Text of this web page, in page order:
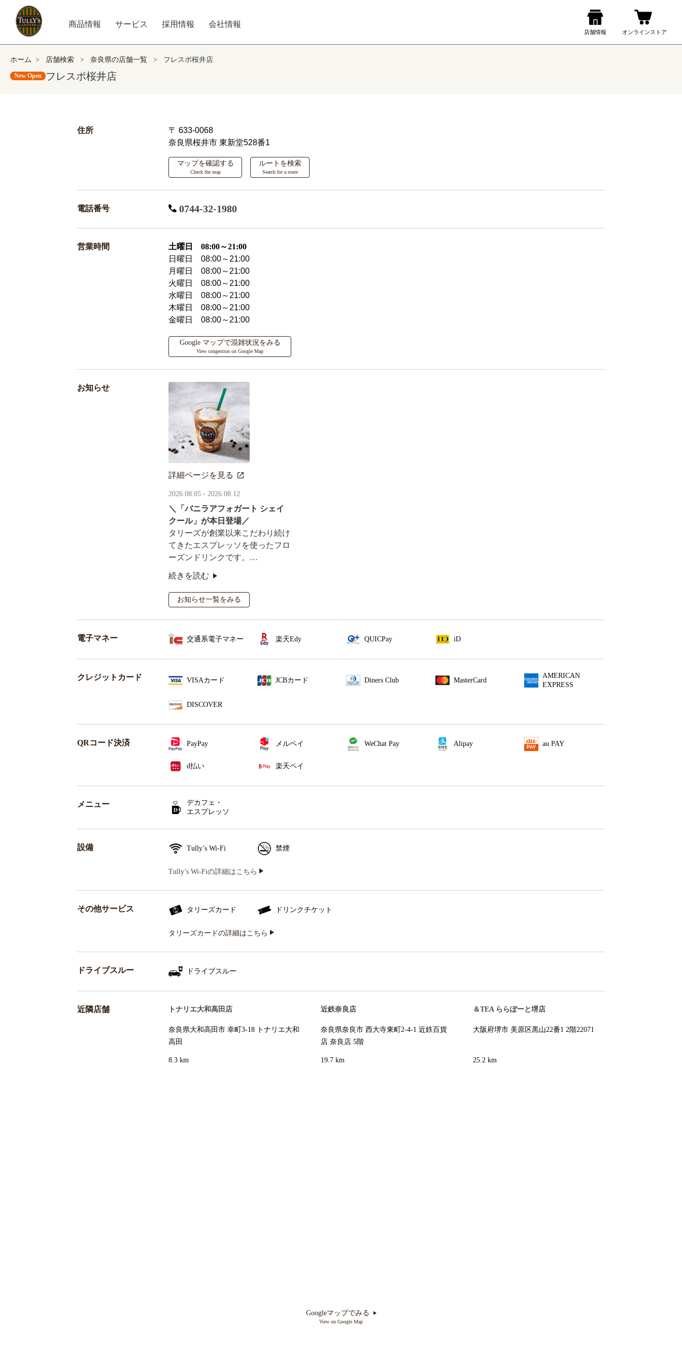
商品情報 サービス 採用情報 会社情報
ホーム > 店舗検索 > 奈良県の店舗一覧 > フレスポ桜井店
New Open フレスポ桜井店
住所
〒 633-0068
奈良県桜井市 東新堂528番1
マップを確認する
Check the map
ルートを検索
Search for a route
電話番号 0744-32-1980
営業時間
土曜日 08:00～21:00
日曜日 08:00～21:00
月曜日 08:00～21:00
火曜日 08:00～21:00
水曜日 08:00～21:00
木曜日 08:00～21:00
金曜日 08:00～21:00
Google マップで混雑状況をみる
View congestion on Google Map
お知らせ
詳細ページを見る
2026.08.05 - 2026.08.12
＼「バニラアフォガート シェイ
クール」が本日登場／
タリーズが創業以来こだわり続け
てきたエスプレッソを使ったフロ
ーズンドリンクです。
オリジナルシールがその場で当た
るキャンペーンも実施！
続きを読む
お知らせ一覧をみる
電子マネー 交通系電子マネー 楽天Edy QUICPay iD
クレジットカード VISAカード JCBカード Diners Club MasterCard
AMERICAN
EXPRESS
DISCOVER
QRコード決済 PayPay メルペイ WeChat Pay Alipay au PAY
d払い 楽天ペイ
メニュー
デカフェ・
エスプレッソ
設備 Tully’s Wi-Fi 禁煙
Tully’s Wi-Fiの詳細はこちら
その他サービス タリーズカード ドリンクチケット
タリーズカードの詳細はこちら
ドライブスルー ドライブスルー
近隣店舗 トナリエ大和高田店
奈良県大和高田市 幸町3-18 トナリエ大和
高田
8.3 km
近鉄奈良店
奈良県奈良市 西大寺東町2-4-1 近鉄百貨
店 奈良店 5階
19.7 km
＆TEA ららぽーと堺店
大阪府堺市 美原区黒山22番1 2階22071
25.2 km
Googleマップでみる
View on Google Map